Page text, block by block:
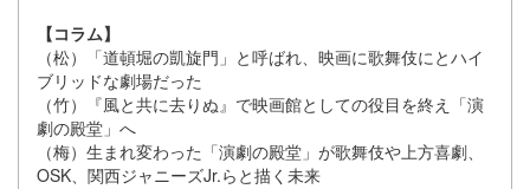
【コラム】
（松）「道頓堀の凱旋門」と呼ばれ、映画に歌舞伎にとハイ
ブリッドな劇場だった
（竹）『風と共に去りぬ』で映画館としての役目を終え「演
劇の殿堂」へ
（梅）生まれ変わった「演劇の殿堂」が歌舞伎や上方喜劇、
OSK、関西ジャニーズJr.らと描く未来